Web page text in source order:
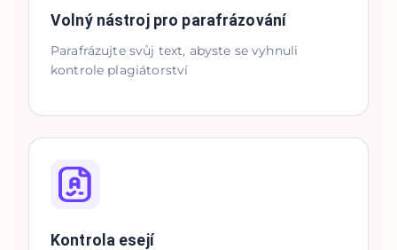
Volný nástroj pro parafrázování
Parafrázujte svůj text, abyste se vyhnuli
kontrole plagiátorství
Kontrola esejí